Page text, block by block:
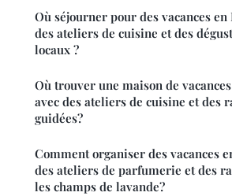
Où séjourner pour des vacances en
des ateliers de cuisine et des
locaux ?
Où trouver une maison de
avec des ateliers de cuisine et des
guidées?
Comment organiser des vacances
des ateliers de parfumerie et des
les champs de lavande?